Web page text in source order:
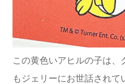
この黄色いアヒルの子は、
もジェリーにお世話され